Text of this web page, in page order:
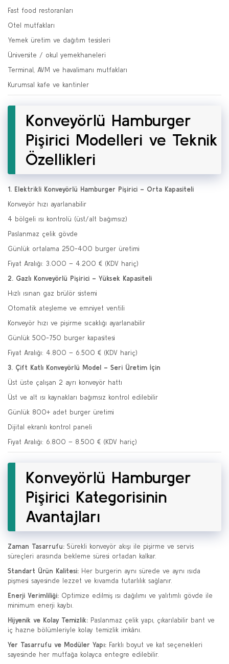
Fast food restoranları
Otel mutfakları
Yemek üretim ve dağıtım tesisleri
Üniversite / okul yemekhaneleri
Terminal, AVM ve havalimanı mutfakları
Kurumsal kafe ve kantinler
Konveyörlü Hamburger
Pişirici Modelleri ve Teknik
Özellikleri
1. Elektrikli Konveyörlü Hamburger Pişirici – Orta Kapasiteli
Konveyör hızı ayarlanabilir
4 bölgeli ısı kontrolü (üst/alt bağımsız)
Paslanmaz çelik gövde
Günlük ortalama 250-400 burger üretimi
Fiyat Aralığı: 3.000 – 4.200 € (KDV hariç)
2. Gazlı Konveyörlü Pişirici – Yüksek Kapasiteli
Hızlı ısınan gaz brülör sistemi
Otomatik ateşleme ve emniyet ventili
Konveyör hızı ve pişirme sıcaklığı ayarlanabilir
Günlük 500-750 burger kapasitesi
Fiyat Aralığı: 4.800 – 6.500 € (KDV hariç)
3. Çift Katlı Konveyörlü Model – Seri Üretim İçin
Üst üste çalışan 2 ayrı konveyör hattı
Üst ve alt ısı kaynakları bağımsız kontrol edilebilir
Günlük 800+ adet burger üretimi
Dijital ekranlı kontrol paneli
Fiyat Aralığı: 6.800 – 8.500 € (KDV hariç)
Konveyörlü Hamburger
Pişirici Kategorisinin
Avantajları
Zaman Tasarrufu: Sürekli konveyör akışı ile pişirme ve servis
süreçleri arasında bekleme süresi ortadan kalkar.
Standart Ürün Kalitesi: Her burgerin aynı sürede ve aynı ısıda
pişmesi sayesinde lezzet ve kıvamda tutarlılık sağlanır.
Enerji Verimliliği: Optimize edilmiş ısı dağılımı ve yalıtımlı gövde ile
minimum enerji kaybı.
Hijyenik ve Kolay Temizlik: Paslanmaz çelik yapı, çıkarılabilir bant ve
iç hazne bölümleriyle kolay temizlik imkânı.
Yer Tasarrufu ve Modüler Yapı: Farklı boyut ve kat seçenekleri
sayesinde her mutfağa kolayca entegre edilebilir.